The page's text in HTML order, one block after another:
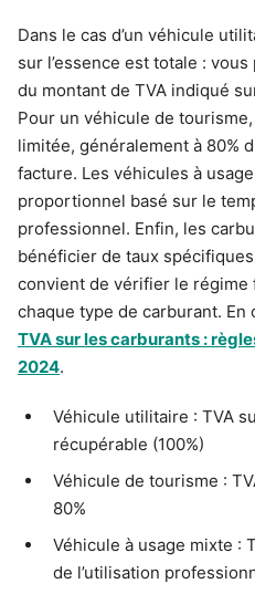
Dans le cas d’un véhicule
sur l’essence est totale :
du montant de TVA indiqué
Pour un véhicule de
limitée, généralement à 80%
facture. Les véhicules à
proportionnel basé sur le
professionnel. Enfin, les
bénéficier de taux
convient de vérifier le régime
chaque type de carburant.
TVA sur les carburants :
2024.
Véhicule utilitaire : TVA
récupérable (100%)
Véhicule de tourisme :
80%
Véhicule à usage mixte :
de l’utilisation